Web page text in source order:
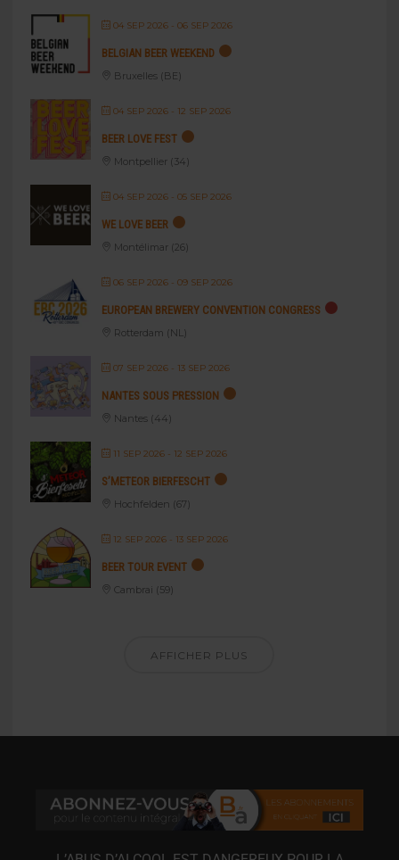
04 SEP 2026- 06 SEP 2026
BELGIAN BEER WEEKEND
Bruxelles (BE)
04 SEP 2026- 12 SEP 2026
BEER LOVE FEST
Montpellier (34)
04 SEP 2026- 05 SEP 2026
WE LOVE BEER
Montélimar (26)
06 SEP 2026- 09 SEP 2026
EUROPEAN BREWERY CONVENTION CONGRESS
Rotterdam (NL)
07 SEP 2026- 13 SEP 2026
NANTES SOUS PRESSION
Nantes (44)
11 SEP 2026- 12 SEP 2026
S’METEOR BIERFESCHT
Hochfelden (67)
12 SEP 2026- 13 SEP 2026
BEER TOUR EVENT
Cambrai (59)
AFFICHER PLUS